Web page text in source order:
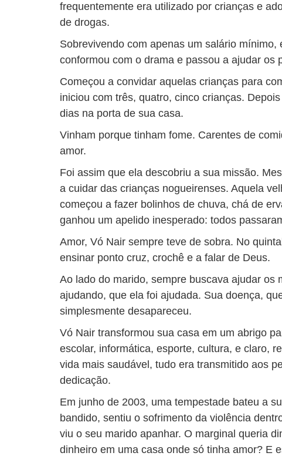
frequentemente era utilizado por crianças e
de drogas.
Sobrevivendo com apenas um salário mínimo,
conformou com o drama e passou a ajudar os
Começou a convidar aquelas crianças para
iniciou com três, quatro, cinco crianças.
dias na porta de sua casa.
Vinham porque tinham fome. Carentes de
amor.
Foi assim que ela descobriu a sua missão.
a cuidar das crianças nogueirenses. Aquela
começou a fazer bolinhos de chuva, chá de
ganhou um apelido inesperado: todos
Amor, Vó Nair sempre teve de sobra. No
ensinar ponto cruz, crochê e a falar de Deus.
Ao lado do marido, sempre buscava ajudar os
ajudando, que ela foi ajudada. Sua doença,
simplesmente desapareceu.
Vó Nair transformou sua casa em um abrigo
escolar, informática, esporte, cultura, e claro,
vida mais saudável, tudo era transmitido aos
dedicação.
Em junho de 2003, uma tempestade bateu a
bandido, sentiu o sofrimento da violência
viu o seu marido apanhar. O marginal queria
dinheiro em uma casa onde só tinha amor? E